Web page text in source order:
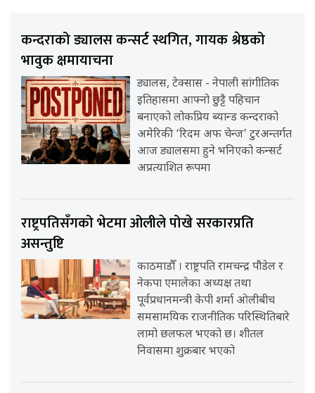
कन्दराको ड्यालस कन्सर्ट स्थगित, गायक श्रेष्ठको
भावुक क्षमायाचना
ड्यालस, टेक्सास - नेपाली सांगीतिक
इतिहासमा आफ्नो छुट्टै पहिचान
बनाएको लोकप्रिय ब्यान्ड कन्दराको
अमेरिकी ‘रिदम अफ चेन्ज’ टुरअन्तर्गत
आज ड्यालसमा हुने भनिएको कन्सर्ट
अप्रत्याशित रूपमा
राष्ट्रपतिसँगको भेटमा ओलीले पोखे सरकारप्रति
असन्तुष्टि
काठमाडौँ । राष्ट्रपति रामचन्द्र पौडेल र
नेकपा एमालेका अध्यक्ष तथा
पूर्वप्रधानमन्त्री केपी शर्मा ओलीबीच
समसामयिक राजनीतिक परिस्थितिबारे
लामो छलफल भएको छ। शीतल
निवासमा शुक्रबार भएको